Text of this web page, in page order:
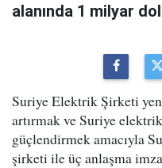
alanında 1 milyar
Suriye Elektrik Şirketi
artırmak ve Suriye
güçlendirmek amacıyla
şirketi ile üç anlaşma